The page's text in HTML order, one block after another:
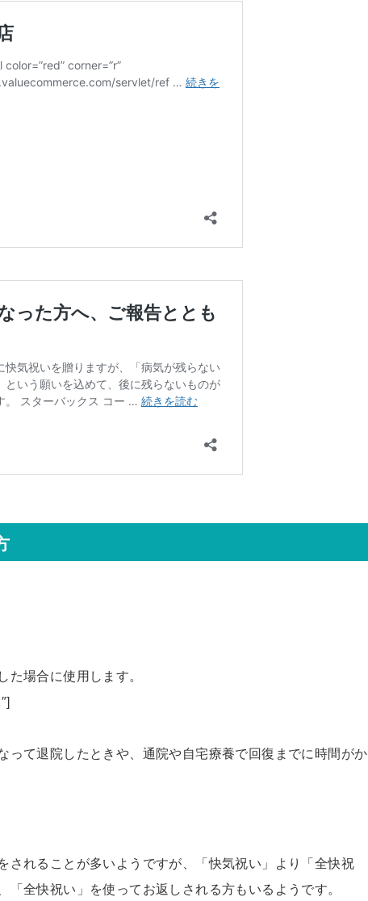
た場合に使用します。
って退院したときや、通院や自宅療養で回復までに時間がか
されることが多いようですが、「快気祝い」より「全快祝
全快祝い」を使ってお返しされる方もいるようです。